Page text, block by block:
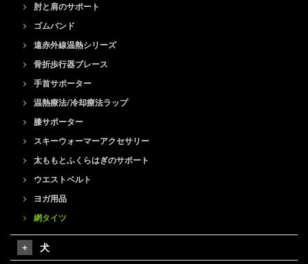
肘と肩のサポート
ゴムバンド
遠赤外線温熱シリーズ
骨折歩行器ブレース
手首サポーター
温熱療法/冷却療法ラップ
膝サポーター
スキーウォーマーアクセサリー
太ももとふくらはぎのサポート
ウエストベルト
ヨガ用品
網タイツ
犬